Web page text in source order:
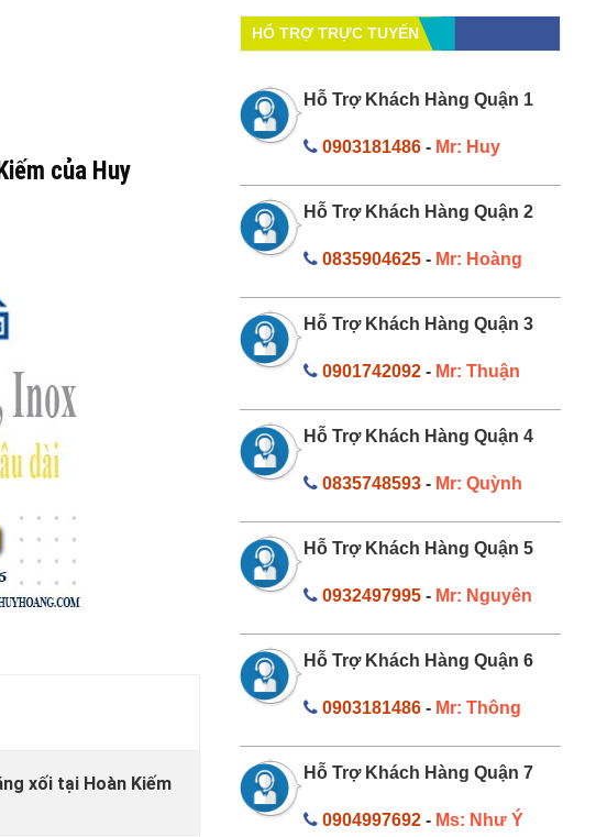
của Huy
xối tại Hoàn Kiếm
HỔ TRỢ TRỰC TUYẾN
Hỗ Trợ Khách Hàng Quận 1
0903181486 - Mr: Huy
Hỗ Trợ Khách Hàng Quận 2
0835904625 - Mr: Hoàng
Hỗ Trợ Khách Hàng Quận 3
0901742092 - Mr: Thuận
Hỗ Trợ Khách Hàng Quận 4
0835748593 - Mr: Quỳnh
Hỗ Trợ Khách Hàng Quận 5
0932497995 - Mr: Nguyên
Hỗ Trợ Khách Hàng Quận 6
0903181486 - Mr: Thông
Hỗ Trợ Khách Hàng Quận 7
0904997692 - Ms: Như Ý